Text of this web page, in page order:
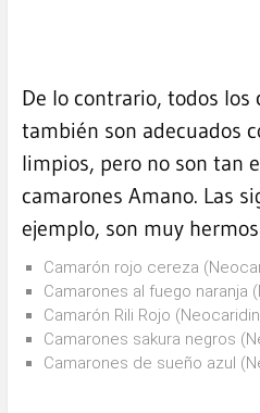
De lo contrario, todos los
también son adecuados
limpios, pero no son tan
camarones Amano. Las
ejemplo, son muy
Camarón rojo cereza
Camarones al fuego naranja
Camarón Rili Rojo
Camarones sakura negros
Camarones de sueño azul